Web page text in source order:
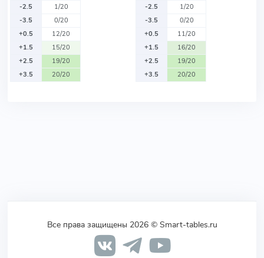
-2.5
1/20
-3.5
0/20
+0.5
12/20
+1.5
15/20
+2.5
19/20
+3.5
20/20
-2.5
1/20
-3.5
0/20
+0.5
11/20
+1.5
16/20
+2.5
19/20
+3.5
20/20
Все права защищены 2026 © Smart-tables.ru